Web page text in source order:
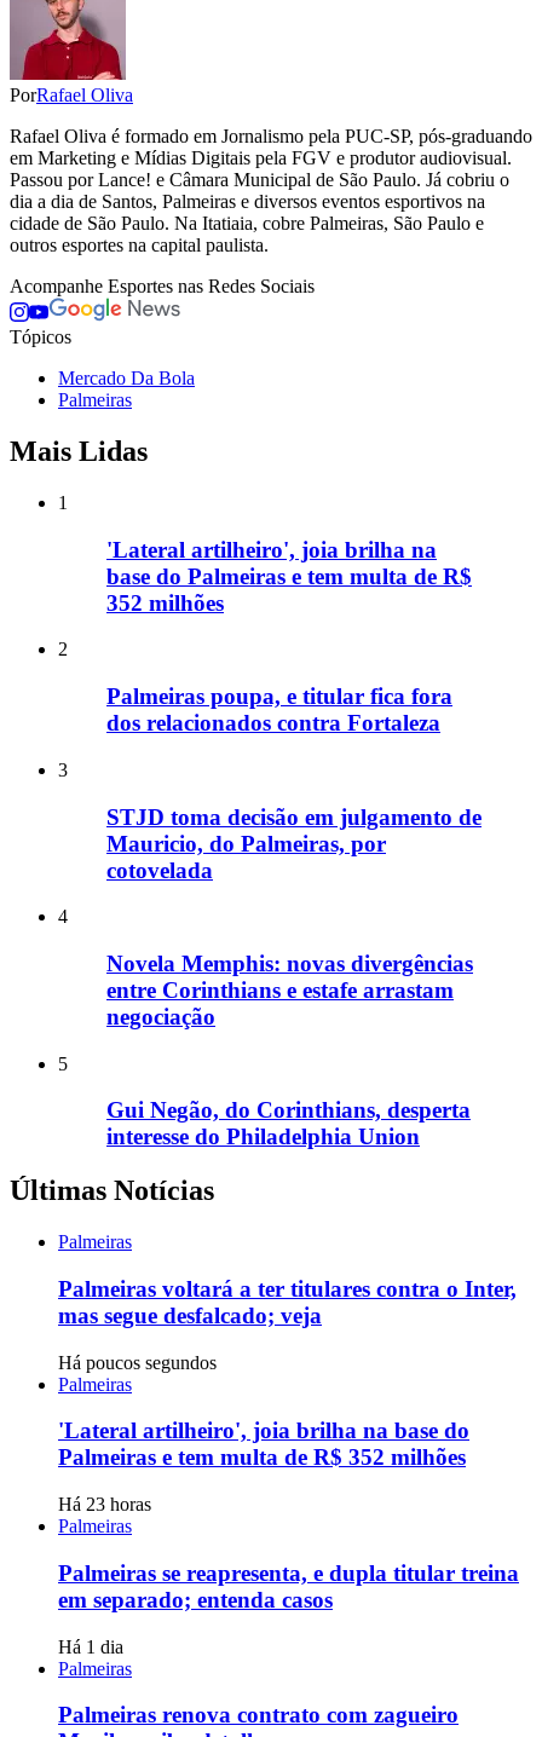
PorRafael Oliva
Rafael Oliva é formado em Jornalismo pela PUC-SP, pós-graduando
em Marketing e Mídias Digitais pela FGV e produtor audiovisual.
Passou por Lance! e Câmara Municipal de São Paulo. Já cobriu o
dia a dia de Santos, Palmeiras e diversos eventos esportivos na
cidade de São Paulo. Na Itatiaia, cobre Palmeiras, São Paulo e
outros esportes na capital paulista.
Acompanhe Esportes nas Redes Sociais
Tópicos
Mercado Da Bola
Palmeiras
Mais Lidas
1
'Lateral artilheiro', joia brilha na
base do Palmeiras e tem multa de R$
352 milhões
2
Palmeiras poupa, e titular fica fora
dos relacionados contra Fortaleza
3
STJD toma decisão em julgamento de
Mauricio, do Palmeiras, por
cotovelada
4
Novela Memphis: novas divergências
entre Corinthians e estafe arrastam
negociação
5
Gui Negão, do Corinthians, desperta
interesse do Philadelphia Union
Últimas Notícias
Palmeiras
Palmeiras voltará a ter titulares contra o Inter,
mas segue desfalcado; veja
Há poucos segundos
Palmeiras
'Lateral artilheiro', joia brilha na base do
Palmeiras e tem multa de R$ 352 milhões
Há 23 horas
Palmeiras
Palmeiras se reapresenta, e dupla titular treina
em separado; entenda casos
Há 1 dia
Palmeiras
Palmeiras renova contrato com zagueiro